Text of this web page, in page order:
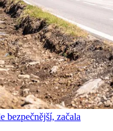
bezpečnější, začala